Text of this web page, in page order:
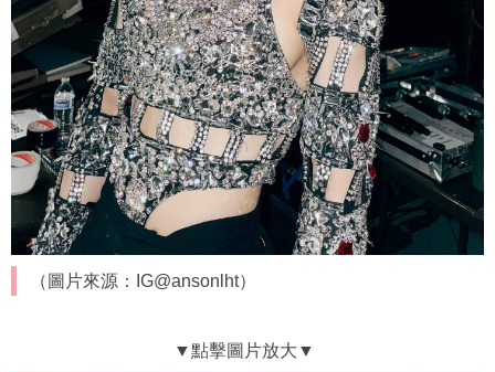
（圖片來源：IG@ansonlht）